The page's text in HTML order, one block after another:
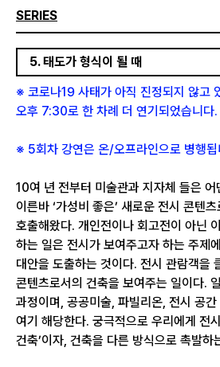
SERIES
5. 태도가 형식이 될 때
※ 코로나19 사태가 아직 진정되지 않고
오후 7:30로 한 차례 더 연기되었습니다.
※ 5회차 강연은 온/오프라인으로 병행됩
10여 년 전부터 미술관과 지자체 들은
이른바 ‘가성비 좋은’ 새로운 전시 콘텐
호출해왔다. 개인전이나 회고전이 아닌
하는 일은 전시가 보여주고자 하는 주제
대안을 도출하는 것이다. 전시 관람객을
콘텐츠로서의 건축을 보여주는 일이다.
과정이며, 공공미술, 파빌리온, 전시 공간
여기 해당한다. 궁극적으로 우리에게 전
건축’이자, 건축을 다른 방식으로 촉발하